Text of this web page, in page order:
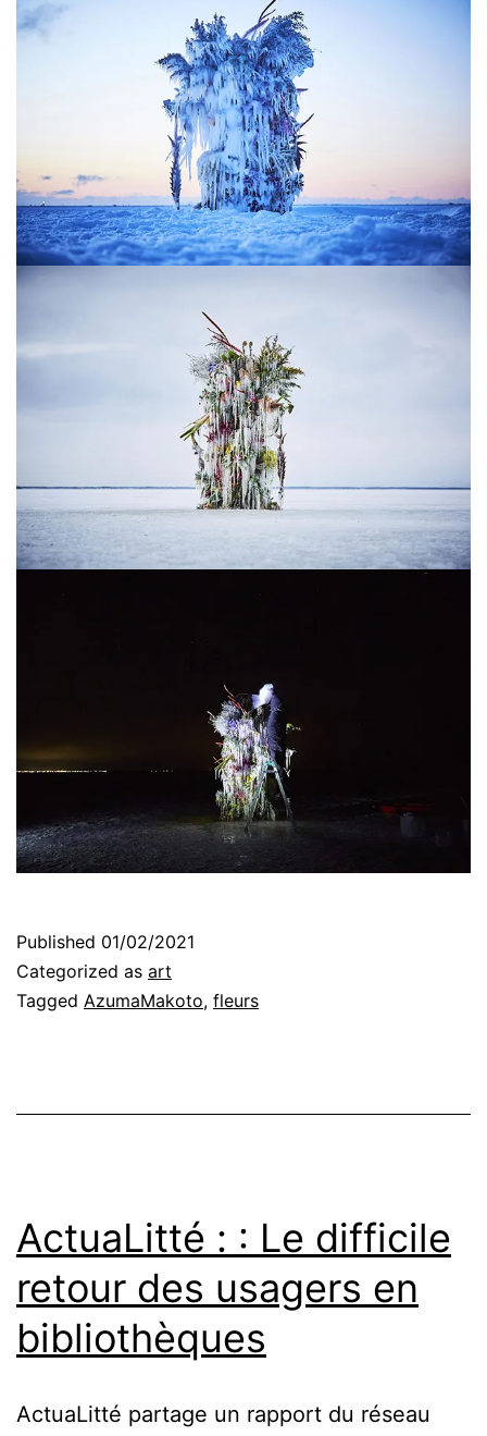
Published 01/02/2021
Categorized as art
Tagged AzumaMakoto, fleurs
ActuaLitté : : Le difficile
retour des usagers en
bibliothèques
ActuaLitté partage un rapport du réseau